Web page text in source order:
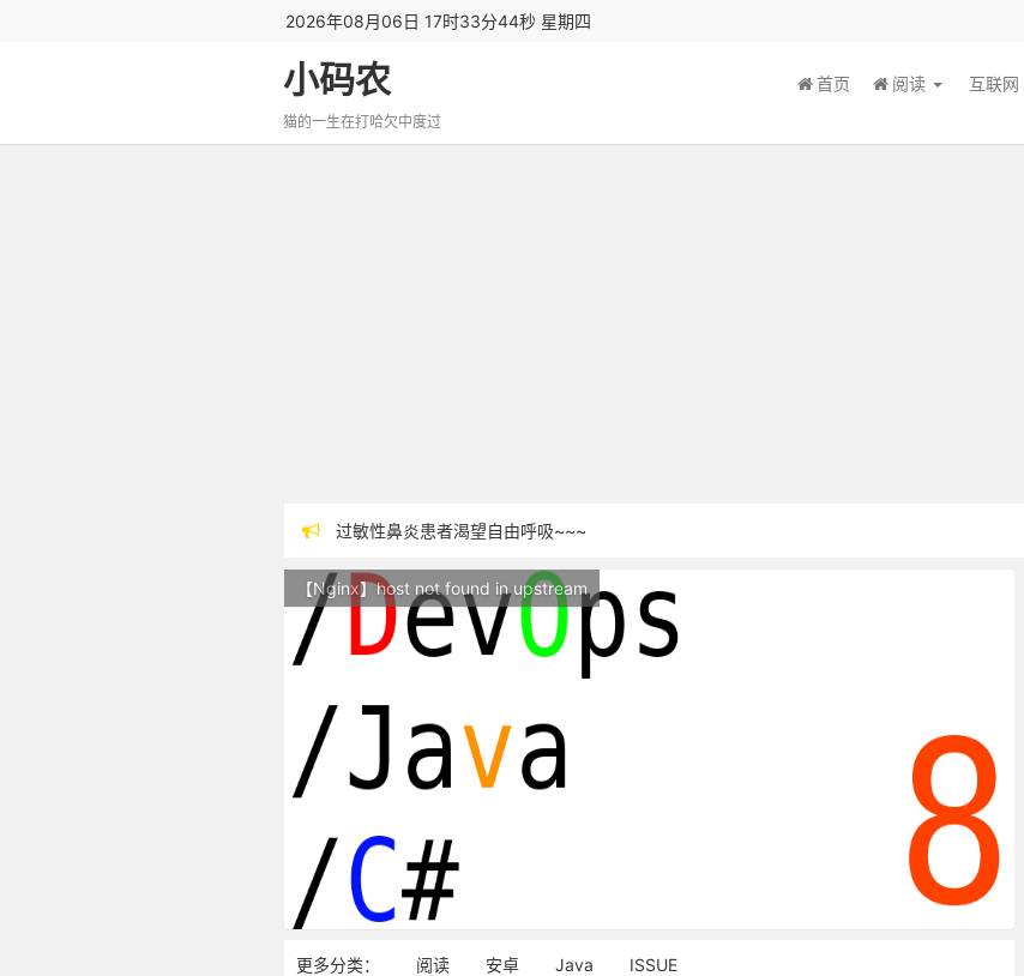
2026年08月06日 17时33分45秒 星期四
小码农
猫的一生在打哈欠中度过
首页 阅读 互联网
过敏性鼻炎患者渴望自由呼吸~~~
站点随时调整中，如果不能访问，请稍等片刻
反对日本核废水排海
【Nginx】host not found in upstream
更多分类： 阅读 安卓 Java ISSUE